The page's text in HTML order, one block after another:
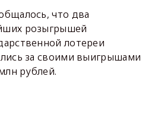
что два
розыгрышей
лотереи
за своими выигрышами
рублей.